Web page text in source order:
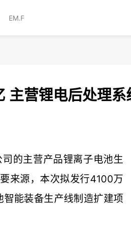
EM.F
主营锂电后处理系
的主营产品锂离子电池生
来源，本次拟发行4100万
能装备生产线制造扩建项